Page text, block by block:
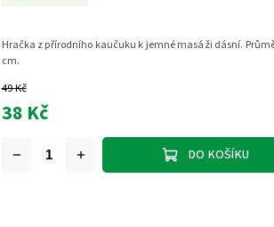
49 Kč
38 Kč
DO KOŠÍKU
Hračka z přírodního kaučuku k jemné masáži dásní.
cm.